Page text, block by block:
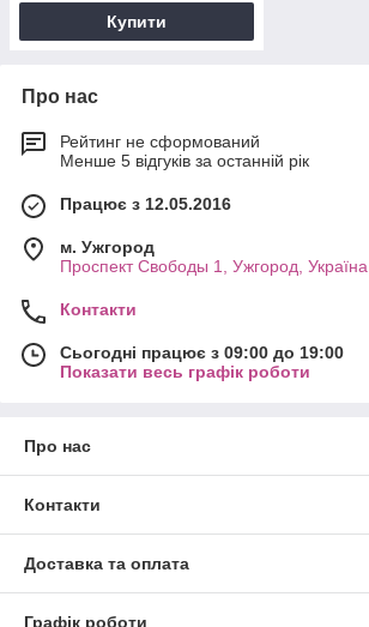
Купити
Про нас
Рейтинг не сформований
Менше 5 відгуків за останній рік
Працює з 12.05.2016
м. Ужгород
Проспект Свободы 1, Ужгород, Україна
Контакти
Сьогодні працює з 09:00 до 19:00
Показати весь графік роботи
Про нас
Контакти
Доставка та оплата
Графік роботи